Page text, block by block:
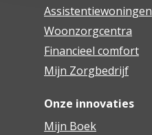
Assistentiewoningen
Woonzorgcentra
Financieel comfort
Mijn Zorgbedrijf
Onze innovaties
Mijn Boek